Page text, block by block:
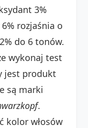
3%
rozjaśnia o
do 6 tonów.
wykonaj test
jest produkt
są marki
.
kolor włosów